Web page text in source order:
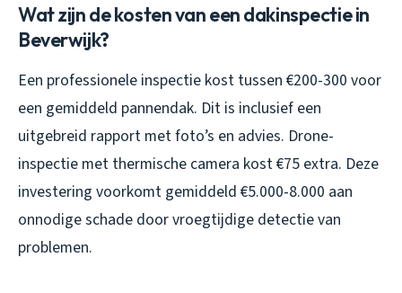
Wat zijn de kosten van een dakinspectie in
Beverwijk?
Een professionele inspectie kost tussen €200-300 voor
een gemiddeld pannendak. Dit is inclusief een
uitgebreid rapport met foto’s en advies. Drone-
inspectie met thermische camera kost €75 extra. Deze
investering voorkomt gemiddeld €5.000-8.000 aan
onnodige schade door vroegtijdige detectie van
problemen.